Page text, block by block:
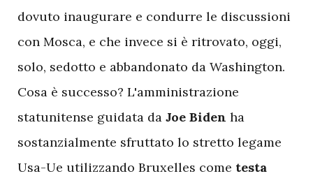
dovuto inaugurare e condurre le discussioni
con Mosca, e che invece si è ritrovato, oggi,
solo, sedotto e abbandonato da Washington.
Cosa è successo? L'amministrazione
statunitense guidata da Joe Biden ha
sostanzialmente sfruttato lo stretto legame
Usa-Ue utilizzando Bruxelles come testa